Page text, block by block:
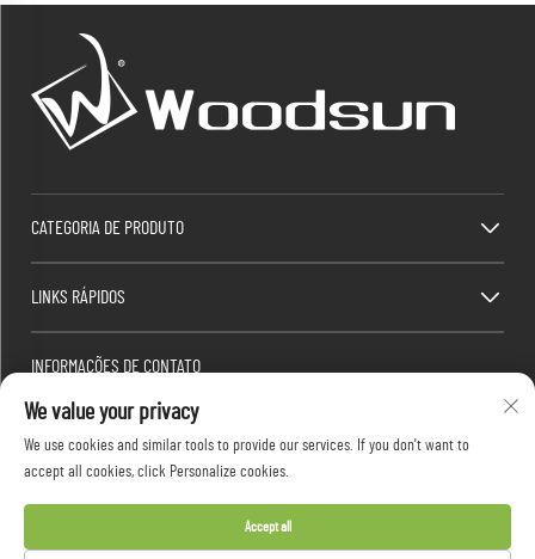
CATEGORIA DE PRODUTO
LINKS RÁPIDOS
INFORMAÇÕES DE CONTATO
Factory/Office add : Zona Industrial Dawang, Heshan Town (ao sul da Estrada Nacional da
E-mail: [email protected]
Tel.: +86-13376626036
We value your privacy
We use cookies and similar tools to provide our services. If you don't want to
accept all cookies, click Personalize cookies.
Accept all